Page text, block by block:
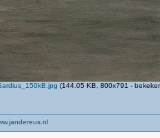
(144.05 KB, 800x791 -